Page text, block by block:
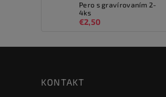
Pero s gravírovaním 2-
4ks
€2,50
KONTAKT